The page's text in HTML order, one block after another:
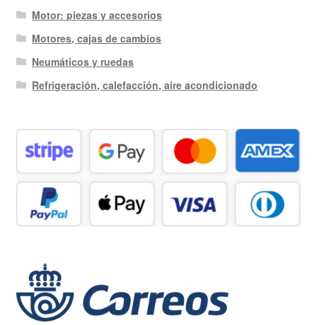
Motor: piezas y accesorios
Motores, cajas de cambios
Neumáticos y ruedas
Refrigeración, calefacción, aire acondicionado